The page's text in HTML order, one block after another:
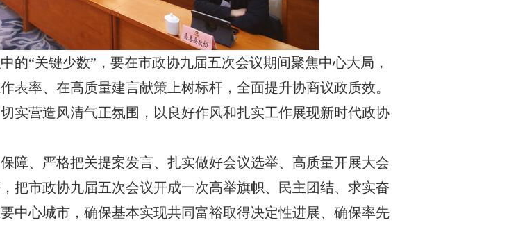
的“关键少数”，要在市政协九届五次会议期间聚焦中心大局，
表率、在高质量建言献策上树标杆，全面提升协商议政质效。
实营造风清气正氛围，以良好作风和扎实工作展现新时代政协
障、严格把关提案发言、扎实做好会议选举、高质量开展大会
把市政协九届五次会议开成一次高举旗帜、民主团结、求实奋
中心城市，确保基本实现共同富裕取得决定性进展、确保率先